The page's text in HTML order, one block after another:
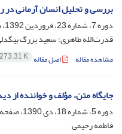
بررسی و تحلیل انسان آرمانی
دوره 7، شماره 23، فروردین 1392، صفحه
قدرت‌الله طاهری؛ سعید بزرگ
مشاهده مقاله اصل مقاله 273.31 K
جایگاه متن، مؤلف و خواننده از
دوره 5، شماره 18، دی 1390، صفحه
فاطمه رحیمی